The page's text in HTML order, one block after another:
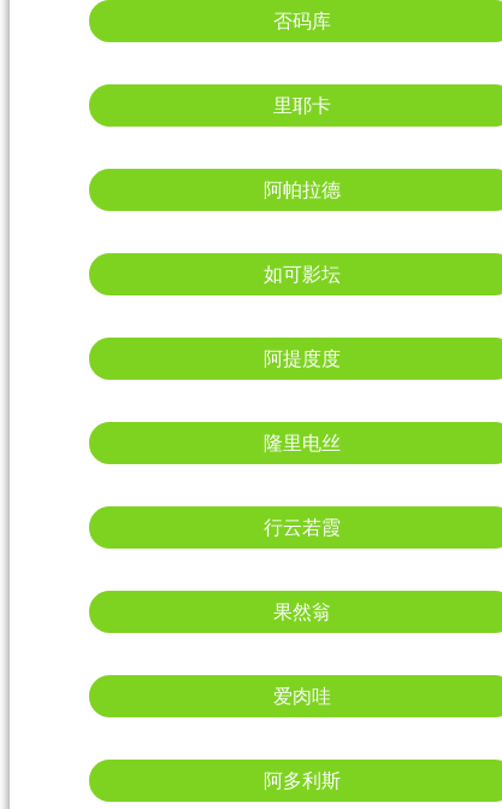
否码库
里耶卡
阿帕拉德
如可影坛
阿提度度
隆里电丝
行云若霞
果然翁
爱肉哇
阿多利斯